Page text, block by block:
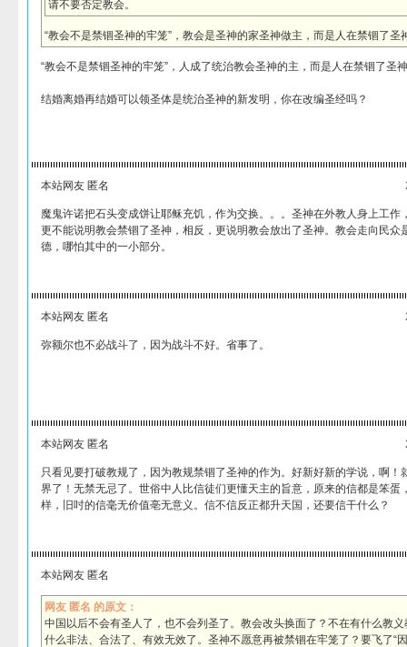
请不要否定教会。
“教会不是禁锢圣神的牢笼”，教会是圣神的家圣神做主，而是人在禁锢了圣
“教会不是禁锢圣神的牢笼”，人成了统治教会圣神的主，而是人在禁锢了圣
结婚离婚再结婚可以领圣体是统治圣神的新发明，你在改编圣经吗？
本站网友 匿名
魔鬼许诺把石头变成饼让耶稣充饥，作为交换。。。圣神在外教人身上工作
更不能说明教会禁锢了圣神，相反，更说明教会放出了圣神。教会走向民众
德，哪怕其中的一小部分。
本站网友 匿名
弥额尔也不必战斗了，因为战斗不好。省事了。
本站网友 匿名
只看见要打破教规了，因为教规禁锢了圣神的作为。好新好新的学说，啊！
界了！无禁无忌了。世俗中人比信徒们更懂天主的旨意，原来的信都是笨蛋
样，旧吋的信毫无价值亳无意义。信不信反正都升天国，还要信干什么？
本站网友 匿名
网友 匿名 的原文：
中国以后不会有圣人了，也不会列圣了。教会改头换面了？不在有什么教
什么非法、合法了、有效无效了。圣神不愿意再被禁锢在牢笼了？要飞了“